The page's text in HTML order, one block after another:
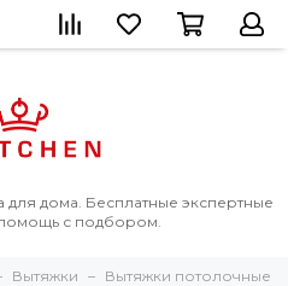
для дома. Бесплатные экспертные
помощь с подбором.
Вытяжки Вытяжки потолочные